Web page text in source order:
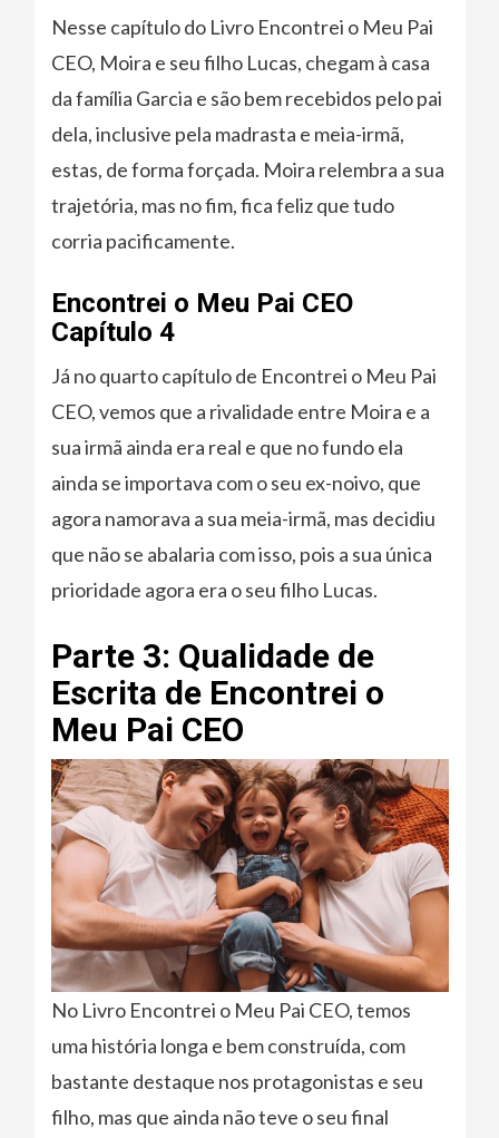
Nesse capítulo do Livro Encontrei o Meu Pai
CEO, Moira e seu filho Lucas, chegam à casa
da família Garcia e são bem recebidos pelo pai
dela, inclusive pela madrasta e meia-irmã,
estas, de forma forçada. Moira relembra a sua
trajetória, mas no fim, fica feliz que tudo
corria pacificamente.
Encontrei o Meu Pai CEO
Capítulo 4
Já no quarto capítulo de Encontrei o Meu Pai
CEO, vemos que a rivalidade entre Moira e a
sua irmã ainda era real e que no fundo ela
ainda se importava com o seu ex-noivo, que
agora namorava a sua meia-irmã, mas decidiu
que não se abalaria com isso, pois a sua única
prioridade agora era o seu filho Lucas.
Parte 3: Qualidade de
Escrita de Encontrei o
Meu Pai CEO
No Livro Encontrei o Meu Pai CEO, temos
uma história longa e bem construída, com
bastante destaque nos protagonistas e seu
filho, mas que ainda não teve o seu final